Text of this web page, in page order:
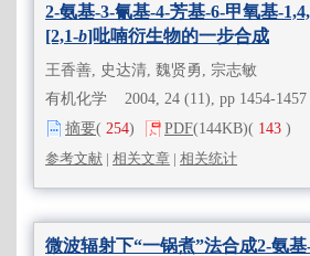
2-氨基-3-氰基-4-芳基-6-甲氧基-
[2,1-b]吡喃衍生物的一步合成
王香善, 史达清, 魏贤勇, 宗志敏
有机化学 2004, 24 (11), pp 1454-1457
摘要( 254) PDF(144KB)( 143 )
参考文献 | 相关文章 | 相关统计
微波辐射下“一锅煮”法合成2-氨